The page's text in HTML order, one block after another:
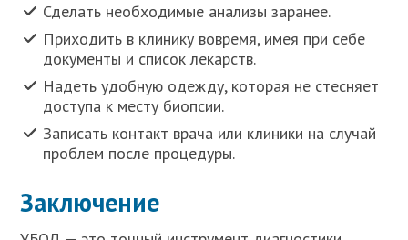
Сделать необходимые анализы заранее.
Приходить в клинику вовремя, имея при себе
документы и список лекарств.
Надеть удобную одежду, которая не стесняет
доступа к месту биопсии.
Записать контакт врача или клиники на случай
проблем после процедуры.
Заключение